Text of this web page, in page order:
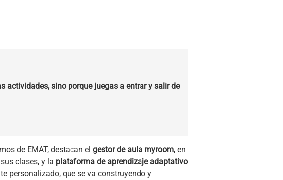
actividades, sino porque juegas a entrar y salir de
de EMAT, destacan el gestor de aula myroom, en
clases, y la plataforma de aprendizaje adaptativo
personalizado, que se va construyendo y